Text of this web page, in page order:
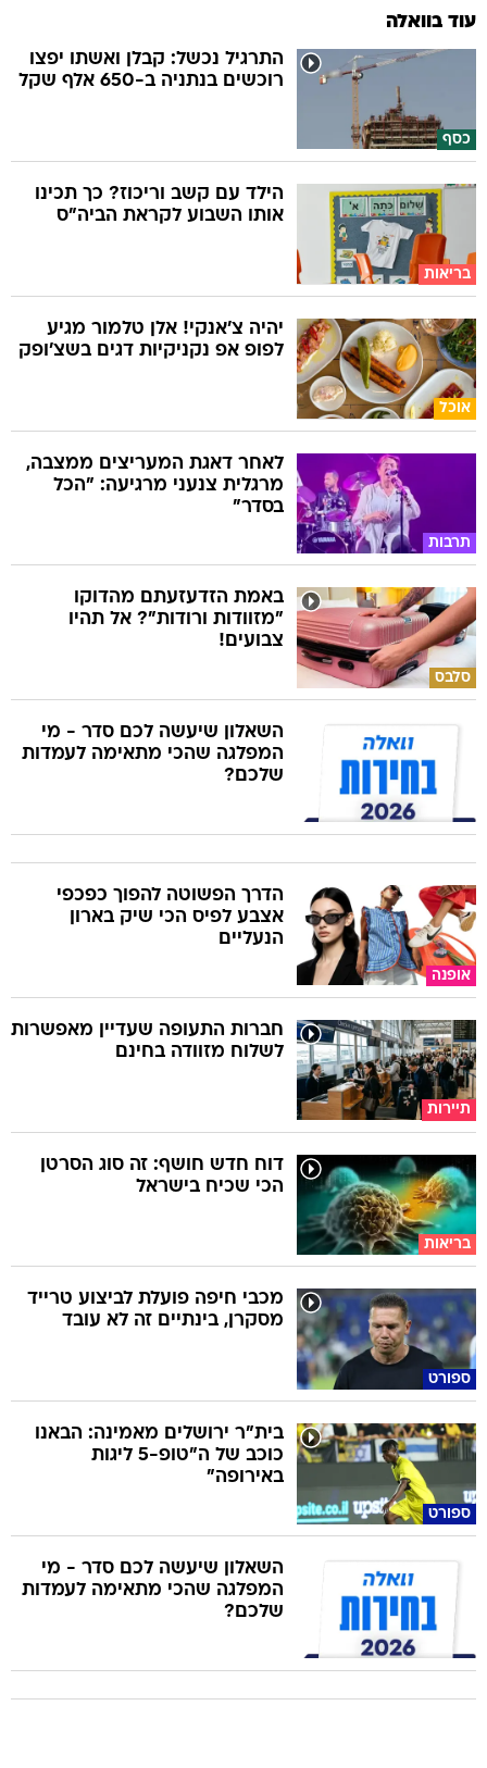
עוד בוואלה
כסף
התרגיל נכשל: קבלן ואשתו יפצו
רוכשים בנתניה ב-650 אלף שקל
בריאות
הילד עם קשב וריכוז? כך תכינו
אותו השבוע לקראת הביה"ס
אוכל
יהיה צ'אנקי! אלן טלמור מגיע
לפופ אפ נקניקיות דגים בשצ'ופק
תרבות
לאחר דאגת המעריצים ממצבה,
מרגלית צנעני מרגיעה: "הכל
בסדר"
סלבס
באמת הזדעזעתם מהדוקו
"מזוודות ורודות"? אל תהיו
צבועים!
השאלון שיעשה לכם סדר - מי
המפלגה שהכי מתאימה לעמדות
שלכם?
אופנה
הדרך הפשוטה להפוך כפכפי
אצבע לפיס הכי שיק בארון
הנעליים
תיירות
חברות התעופה שעדיין מאפשרות
לשלוח מזוודה בחינם
בריאות
דוח חדש חושף: זה סוג הסרטן
הכי שכיח בישראל
ספורט
מכבי חיפה פועלת לביצוע טרייד
מסקרן, בינתיים זה לא עובד
ספורט
בית"ר ירושלים מאמינה: הבאנו
כוכב של ה"טופ-5 ליגות
באירופה"
השאלון שיעשה לכם סדר - מי
המפלגה שהכי מתאימה לעמדות
שלכם?